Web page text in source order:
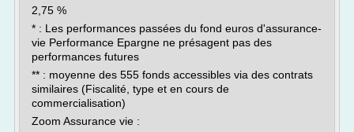
2,75 %
* : Les performances passées du fond euros d'assurance-
vie Performance Epargne ne présagent pas des
performances futures
** : moyenne des 555 fonds accessibles via des contrats
similaires (Fiscalité, type et en cours de
commercialisation)
Zoom Assurance vie :